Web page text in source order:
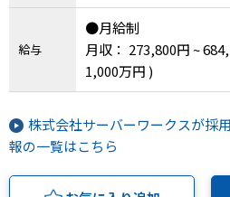
県、愛知県、三重県、
兵庫県、奈良県、和歌
山県、広島県、山口県
県、高知県、福岡県、
大分県、宮崎県、鹿児
給与
●月給制
月収： 273,800円 ~
1,000万円 )
株式会社サーバーワークスが採
報の一覧はこちら